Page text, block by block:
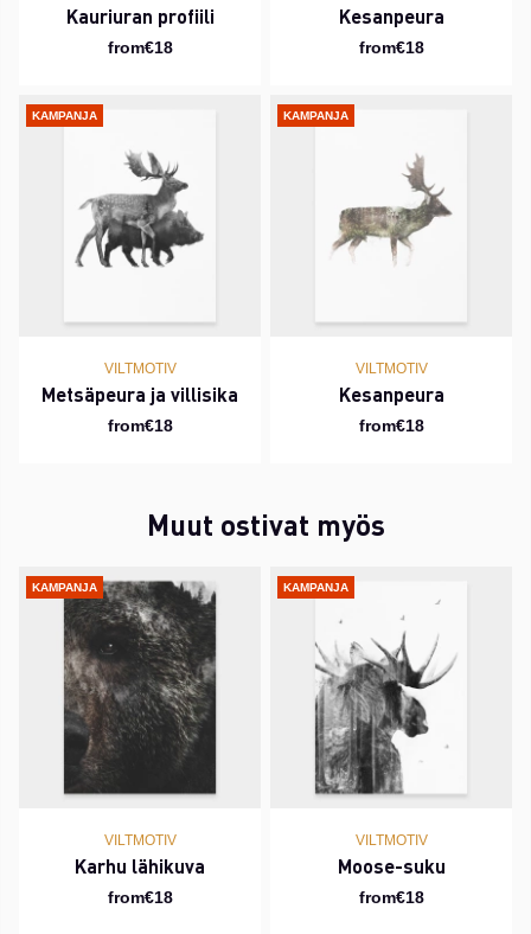
Kauriuran profiili
from€18
Kesanpeura
from€18
KAMPANJA
VILTMOTIV
Metsäpeura ja villisika
from€18
KAMPANJA
VILTMOTIV
Kesanpeura
from€18
Muut ostivat myös
KAMPANJA
VILTMOTIV
Karhu lähikuva
from€18
KAMPANJA
VILTMOTIV
Moose-suku
from€18